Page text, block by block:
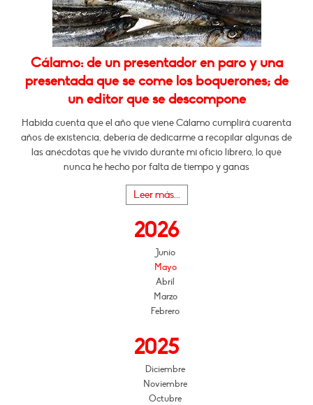
Cálamo: de un presentador en paro y una
presentada que se come los boquerones; de
un editor que se descompone
Habida cuenta que el año que viene Cálamo cumplirá cuarenta
años de existencia, debería de dedicarme a recopilar algunas de
las anécdotas que he vivido durante mi oficio librero, lo que
nunca he hecho por falta de tiempo y ganas
Leer más...
2026
Junio
Mayo
Abril
Marzo
Febrero
2025
Diciembre
Noviembre
Octubre